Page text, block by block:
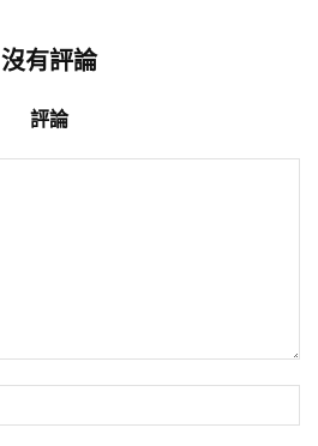
沒有評論
評論